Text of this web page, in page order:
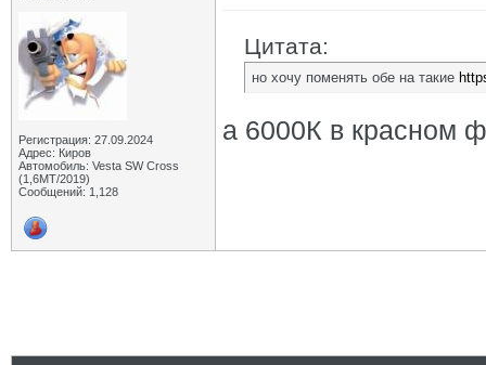
Регистрация: 27.09.2024
Адрес: Киров
Автомобиль: Vesta SW Cross
(1,6МТ/2019)
Сообщений: 1,128
Цитата:
но хочу поменять обе на такие
а 6000К в красном